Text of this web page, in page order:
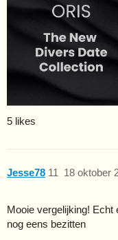
5 likes
Jesse78 18 oktober
11
Mooie vergelijking!
nog eens bezitten